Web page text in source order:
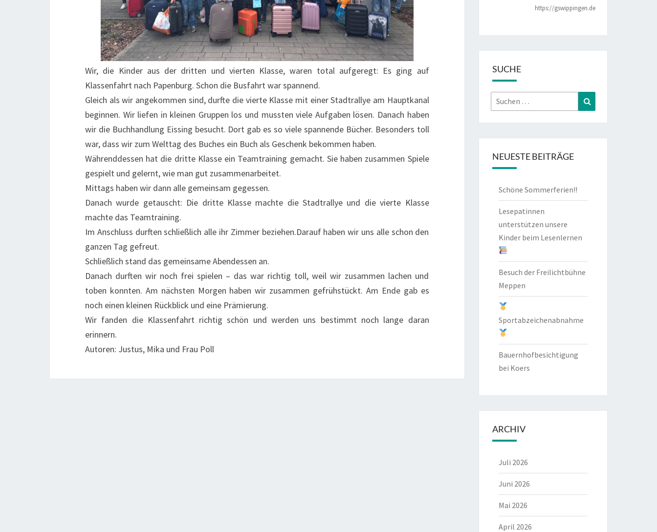
Wir, die Kinder aus der dritten und vierten Klasse, waren total aufgeregt: Es ging auf
Klassenfahrt nach Papenburg. Schon die Busfahrt war spannend.
Gleich als wir angekommen sind, durfte die vierte Klasse mit einer Stadtrallye am Hauptkanal
beginnen. Wir liefen in kleinen Gruppen los und mussten viele Aufgaben lösen. Danach haben
wir die Buchhandlung Eissing besucht. Dort gab es so viele spannende Bücher. Besonders toll
war, dass wir zum Welttag des Buches ein Buch als Geschenk bekommen haben.
Währenddessen hat die dritte Klasse ein Teamtraining gemacht. Sie haben zusammen Spiele
gespielt und gelernt, wie man gut zusammenarbeitet.
Mittags haben wir dann alle gemeinsam gegessen.
Danach wurde getauscht: Die dritte Klasse machte die Stadtrallye und die vierte Klasse
machte das Teamtraining.
Im Anschluss durften schließlich alle ihr Zimmer beziehen.Darauf haben wir uns alle schon den
ganzen Tag gefreut.
Schließlich stand das gemeinsame Abendessen an.
Danach durften wir noch frei spielen – das war richtig toll, weil wir zusammen lachen und
toben konnten. Am nächsten Morgen haben wir zusammen gefrühstückt. Am Ende gab es
noch einen kleinen Rückblick und eine Prämierung.
Wir fanden die Klassenfahrt richtig schön und werden uns bestimmt noch lange daran
erinnern.
Autoren: Justus, Mika und Frau Poll
https://gswippingen.de
SUCHE
Suchen
nach:
NEUESTE BEITRÄGE
Schöne Sommerferien!!
Lesepatinnen
unterstützen unsere
Kinder beim Lesenlernen
Besuch der Freilichtbühne
Meppen
Sportabzeichenabnahme
Bauernhofbesichtigung
bei Koers
ARCHIV
Juli 2026
Juni 2026
Mai 2026
April 2026